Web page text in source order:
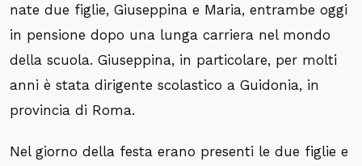
nate due figlie, Giuseppina e Maria, entrambe oggi
in pensione dopo una lunga carriera nel mondo
della scuola. Giuseppina, in particolare, per molti
anni è stata dirigente scolastico a Guidonia, in
provincia di Roma.
Nel giorno della festa erano presenti le due figlie e